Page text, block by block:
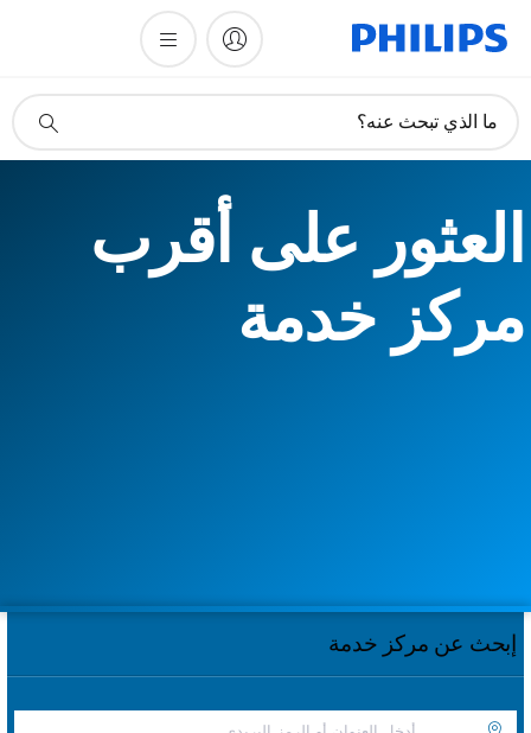
دعم
ما الذي تبحث عنه؟
العثور على أقرب
مركز خدمة
إبحث عن مركز خدمة